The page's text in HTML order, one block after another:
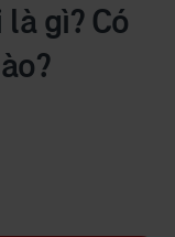
gì? Có